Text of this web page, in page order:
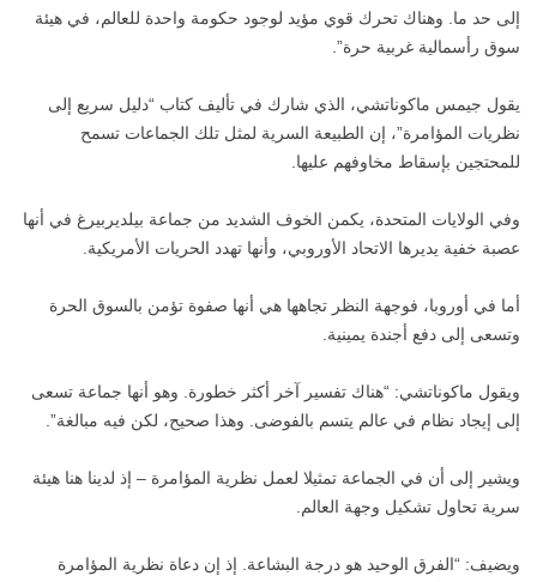
إلى حد ما. وهناك تحرك قوي مؤيد لوجود حكومة واحدة للعالم، في هيئة
سوق رأسمالية غربية حرة”.
يقول جيمس ماكوناتشي، الذي شارك في تأليف كتاب “دليل سريع إلى
نظريات المؤامرة”، إن الطبيعة السرية لمثل تلك الجماعات تسمح
للمحتجين بإسقاط مخاوفهم عليها.
وفي الولايات المتحدة، يكمن الخوف الشديد من جماعة بيلديربيرغ في أنها
عصبة خفية يديرها الاتحاد الأوروبي، وأنها تهدد الحريات الأمريكية.
أما في أوروبا، فوجهة النظر تجاهها هي أنها صفوة تؤمن بالسوق الحرة
وتسعى إلى دفع أجندة يمينية.
ويقول ماكوناتشي: “هناك تفسير آخر أكثر خطورة. وهو أنها جماعة تسعى
إلى إيجاد نظام في عالم يتسم بالفوضى. وهذا صحيح، لكن فيه مبالغة”.
ويشير إلى أن في الجماعة تمثيلا لعمل نظرية المؤامرة – إذ لدينا هنا هيئة
سرية تحاول تشكيل وجهة العالم.
ويضيف: “الفرق الوحيد هو درجة البشاعة. إذ إن دعاة نظرية المؤامرة